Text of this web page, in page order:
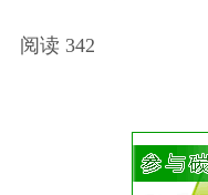
阅读 342